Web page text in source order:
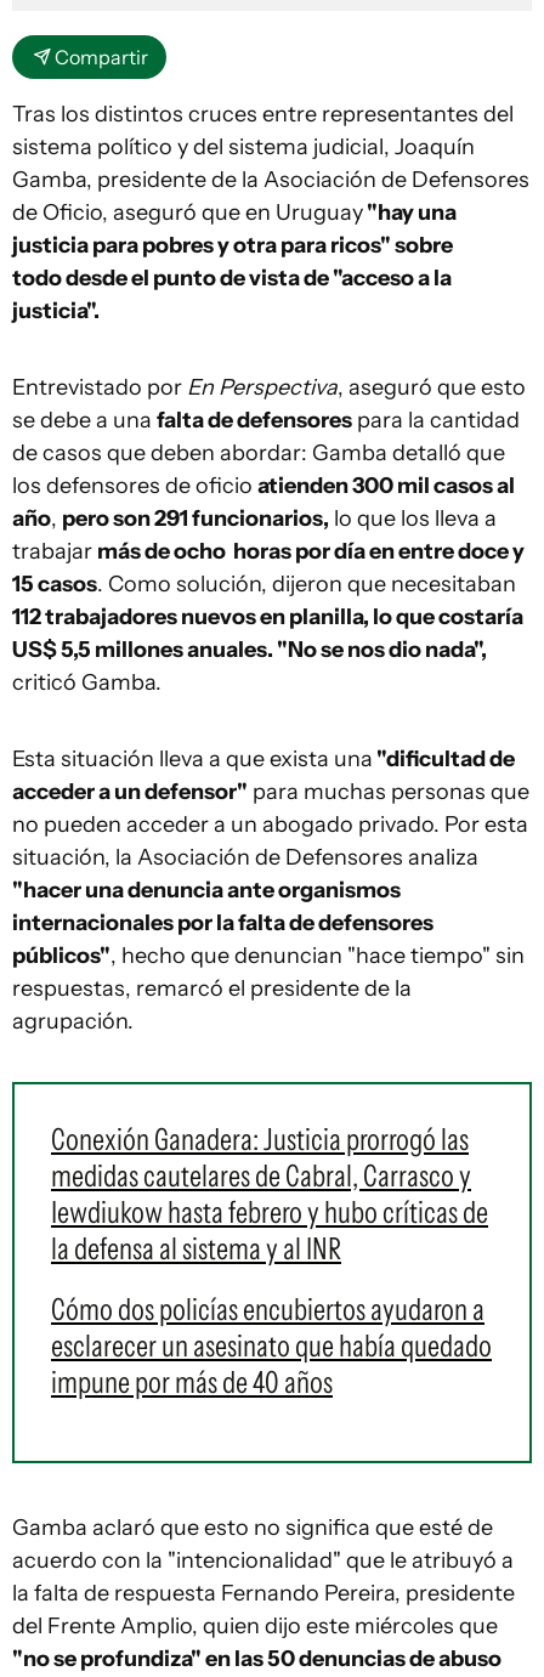
Compartir
Tras los distintos cruces entre representantes del
sistema político y del sistema judicial, Joaquín
Gamba, presidente de la Asociación de Defensores
de Oficio, aseguró que en Uruguay"hay una
justicia para pobres y otra para ricos" sobre
todo desde el punto de vista de "acceso a la
justicia".
Entrevistado por En Perspectiva, aseguró que esto
se debe a una falta de defensores para la cantidad
de casos que deben abordar: Gamba detalló que
los defensores de oficio atienden 300 mil casos al
año, pero son 291 funcionarios, lo que los lleva a
trabajar más de ocho horas por día en entre doce y
15 casos. Como solución, dijeron que necesitaban
112 trabajadores nuevos en planilla, lo que costaría
US$ 5,5 millones anuales. "No se nos dio nada",
criticó Gamba.
Esta situación lleva a que exista una "dificultad de
acceder a un defensor" para muchas personas que
no pueden acceder a un abogado privado. Por esta
situación, la Asociación de Defensores analiza
"hacer una denuncia ante organismos
internacionales por la falta de defensores
públicos", hecho que denuncian "hace tiempo" sin
respuestas, remarcó el presidente de la
agrupación.
Conexión Ganadera: Justicia prorrogó las
medidas cautelares de Cabral, Carrasco y
Iewdiukow hasta febrero y hubo críticas de
la defensa al sistema y al INR
Cómo dos policías encubiertos ayudaron a
esclarecer un asesinato que había quedado
impune por más de 40 años
Gamba aclaró que esto no significa que esté de
acuerdo con la "intencionalidad" que le atribuyó a
la falta de respuesta Fernando Pereira, presidente
del Frente Amplio, quien dijo este miércoles que
"no se profundiza" en las 50 denuncias de abuso